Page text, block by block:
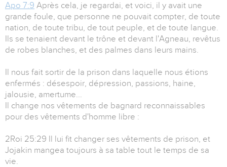
Apo 7:9 Après cela, je regardai, et voici, il y avait une
grande foule, que personne ne pouvait compter, de toute
nation, de toute tribu, de tout peuple, et de toute langue.
Ils se tenaient devant le trône et devant l'Agneau, revêtus
de robes blanches, et des palmes dans leurs mains.
Il nous fait sortir de la prison dans laquelle nous étions
enfermés : désespoir, dépression, passions, haine,
jalousie, amertume...
Il change nos vêtements de bagnard reconnaissables
pour des vêtements d'homme libre :
2Roi 25:29 Il lui fit changer ses vêtements de prison, et
Jojakin mangea toujours à sa table tout le temps de sa
vie.